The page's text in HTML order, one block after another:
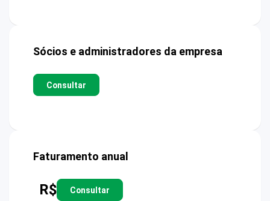
Sócios e administradores da empresa
Consultar
Faturamento anual
R$ Consultar